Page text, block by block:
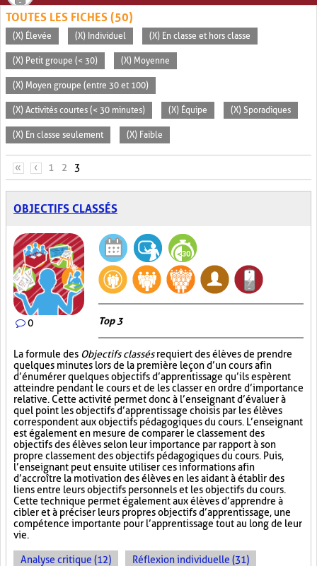
TOUTES LES FICHES (50)
(X) Élevée (X) Individuel (X) En classe et hors classe
(X) Petit groupe (< 30) (X) Moyenne
(X) Moyen groupe (entre 30 et 100)
(X) Activités courtes (< 30 minutes) (X) Équipe (X) Sporadiques
(X) En classe seulement (X) Faible
PAGES
« ‹ 1 2 3
OBJECTIFS CLASSÉS
0 Top 3
La formule des Objectifs classésrequiert des élèves de prendre
quelques minutes lors de la première leçon d’un cours afin
d’énumérer quelques objectifs d’apprentissage qu’ils espèrent
atteindre pendant le cours et de les classer en ordre d’importance
relative. Cette activité permet donc à l’enseignant d’évaluer à
quel point les objectifs d’apprentissage choisis par les élèves
correspondent aux objectifs pédagogiques du cours. L’enseignant
est également en mesure de comparer le classement des
objectifs des élèves selon leur importance par rapport à son
propre classement des objectifs pédagogiques du cours. Puis,
l’enseignant peut ensuite utiliser ces informations afin
d’accroître la motivation des élèves en les aidant à établir des
liens entre leurs objectifs personnels et les objectifs du cours.
Cette technique permet également aux élèves d’apprendre à
cibler et à préciser leurs propres objectifs d’apprentissage, une
compétence importante pour l’apprentissage tout au long de leur
vie.
Analyse critique (12) Réflexion individuelle (31)